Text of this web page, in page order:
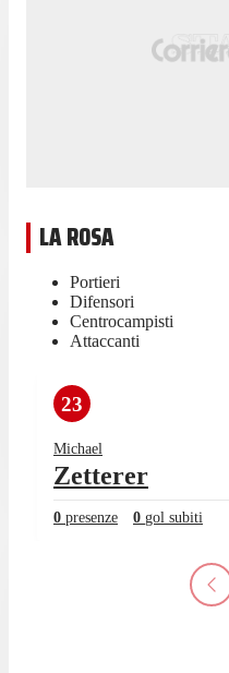
LA ROSA
Portieri
Difensori
Centrocampisti
Attaccanti
23
Michael
Zetterer
0 presenze 0 gol subiti